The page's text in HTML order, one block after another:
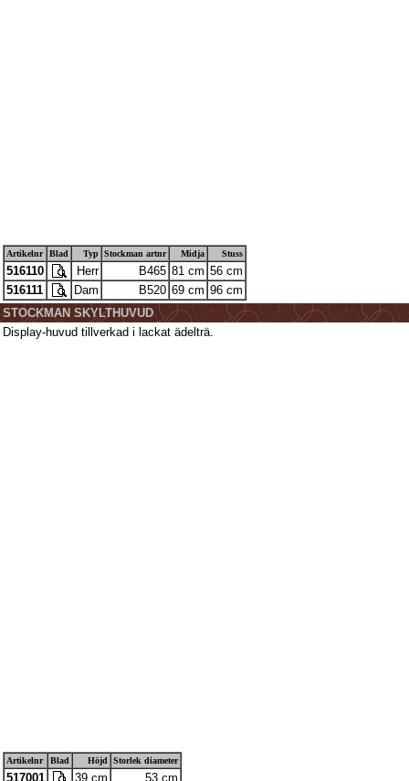
Artikelnr Blad Typ Stockman artnr Midja Stuss
516110 Herr B465 81 cm 56 cm
516111
Dam B520 69 cm 96 cm
STOCKMAN SKYLTHUVUD
Display-huvud tillverkad i lackat ädelträ.
Artikelnr Blad Höjd Storlek diameter
517001 39 cm 53 cm